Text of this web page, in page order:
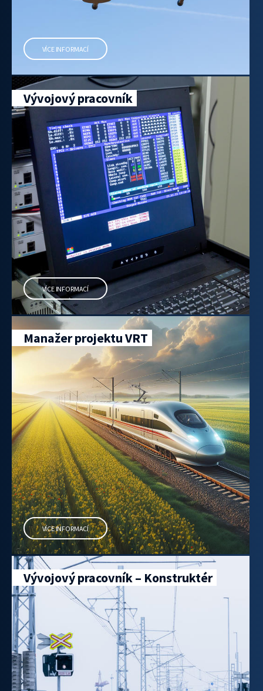
VÍCE INFORMACÍ
Vývojový pracovník
VÍCE INFORMACÍ
Manažer projektu VRT
VÍCE INFORMACÍ
Vývojový pracovník – Konstruktér